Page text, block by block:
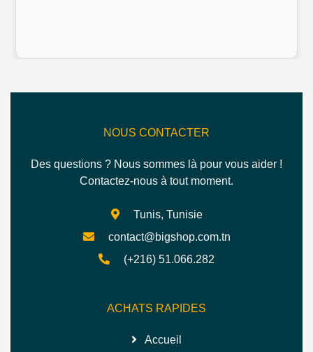
NOUS CONTACTER
Des questions ? Nous sommes là pour vous aider !
Contactez-nous à tout moment.
Tunis, Tunisie
contact@bigshop.com.tn
(+216) 51.066.282
ACHATS RAPIDES
Accueil